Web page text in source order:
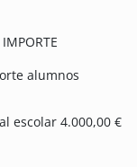
alumnos
escolar 4.000,00 €